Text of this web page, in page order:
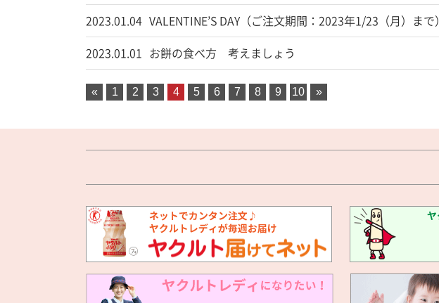
2023.01.04 VALENTINE’S DAY（ご注文期間：2023年1/23（月）まで）
2023.01.01 お餅の食べ方 考えましょう
« 1 2 3 4 5 6 7 8 9 10 »